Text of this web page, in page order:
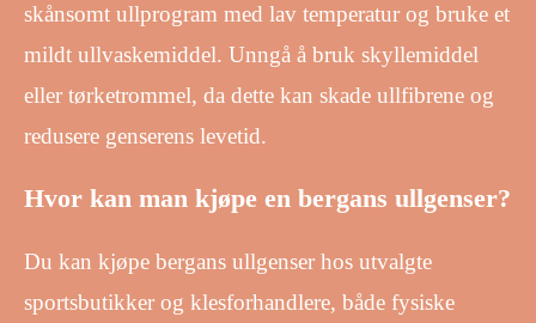
skånsomt ullprogram med lav temperatur og bruke et
mildt ullvaskemiddel. Unngå å bruk skyllemiddel
eller tørketrommel, da dette kan skade ullfibrene og
redusere genserens levetid.
Hvor kan man kjøpe en bergans ullgenser?
Du kan kjøpe bergans ullgenser hos utvalgte
sportsbutikker og klesforhandlere, både fysiske